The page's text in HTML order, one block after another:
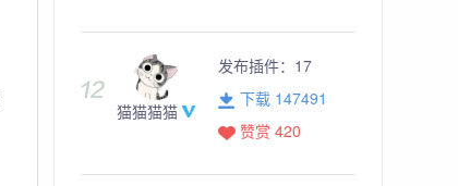
猫猫猫猫
发布插件： 17
下载 147491
赞赏 420